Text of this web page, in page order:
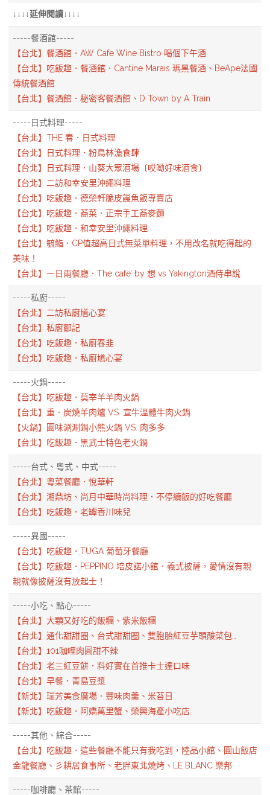
↓↓↓↓延伸閱讀↓↓↓↓
-----餐酒館-----
【台北】餐酒館．AW Cafe Wine Bistro 喝個下午酒
【台北】吃飯趣．餐酒館．Cantine Marais 瑪黑餐酒、BeApe法國
傳統餐酒館
【台北】餐酒館．秘密客餐酒館、D Town by A Train
-----日式料理-----
【台北】THE 春．日式料理
【台北】日式料理．粉鳥林漁食肆
【台北】日式料理．山葵大眾酒場〔哎呦好味酒食〕
【台北】二訪和幸安里沖繩料理
【台北】吃飯趣．德榮軒脆皮饅魚飯專賣店
【台北】吃飯趣．蕎菜．正宗手工蕎麥麵
【台北】吃飯趣．和幸安里沖繩料理
【台北】毓鮨．CP值超高日式無菜單料理，不用改名就吃得起的
美味！
【台北】一日兩餐廳．The cafe’ by 想 vs Yakingtori酒侍串說
-----私廚-----
【台北】二訪私廚馗心宴
【台北】私廚鄒記
【台北】吃飯趣．私廚春韭
【台北】吃飯趣．私廚馗心宴
-----火鍋-----
【台北】吃飯趣．莫宰羊羊肉火鍋
【台北】重．炭燒羊肉爐 VS. 宣牛溫體牛肉火鍋
【火鍋】圓味涮涮鍋小熊火鍋 VS. 肉多多
【台北】吃飯趣．黑武士特色老火鍋
-----台式、粵式、中式-----
【台北】粵菜餐廳．悅華軒
【台北】湘鼎坊、尚月中華時尚料理．不停續飯的好吃餐廳
【台北】吃飯趣．老罈香川味兒
-----異國-----
【台北】吃飯趣．TUGA 葡萄牙餐廳
【台北】吃飯趣．PEPPINO 培皮諾小館．義式披薩，愛情沒有親
親就像披薩沒有放起士！
-----小吃、點心-----
【台北】大顆又好吃的飯糰、紫米飯糰
【台北】通化甜甜圈、台式甜甜圈、雙胞胎紅豆芋頭酸菜包…
【台北】101咖哩肉圓甜不辣
【台北】老三紅豆餅．料好實在首推卡士達口味
【台北】早餐．青島豆漿
【新北】瑞芳美食廣場．豐味肉羹、米苔目
【新北】吃飯趣．阿嬌萬里蟹、榮興海產小吃店
-----其他、綜合-----
【台北】吃飯趣．這些餐廳不能只有我吃到，陸品小館、圓山飯店
金龍餐廳、彡耕居食事所、老胖東北燒烤、LE BLANC 樂邦
-----咖啡廳、茶館-----